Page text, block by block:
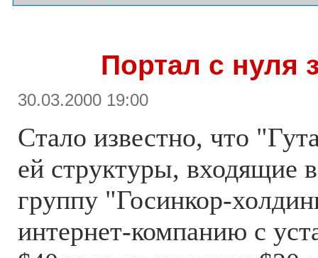
Портал с нуля
30.03.2000 19:00
Стало известно, что
ей структуры, входящие
группу "Госинкор-
интернет-компанию с